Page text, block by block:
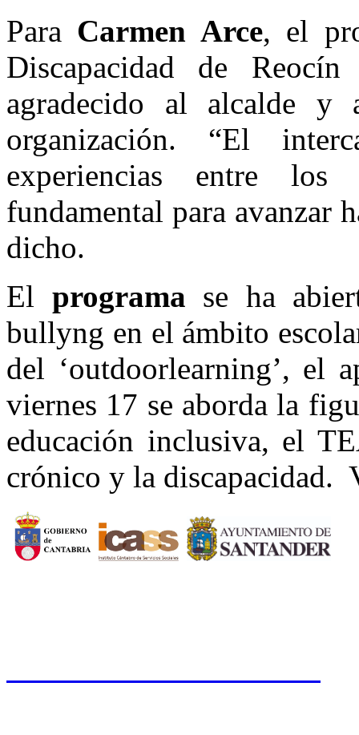
Para Carmen Arce, el
Discapacidad de
agradecido al alcalde y
organización. “El
experiencias entre los
fundamental para avanzar
dicho.
El programa se ha
bullyng en el ámbito
del ‘outdoorlearning’, el
viernes 17 se aborda la
educación inclusiva, el
crónico y la discapacidad.